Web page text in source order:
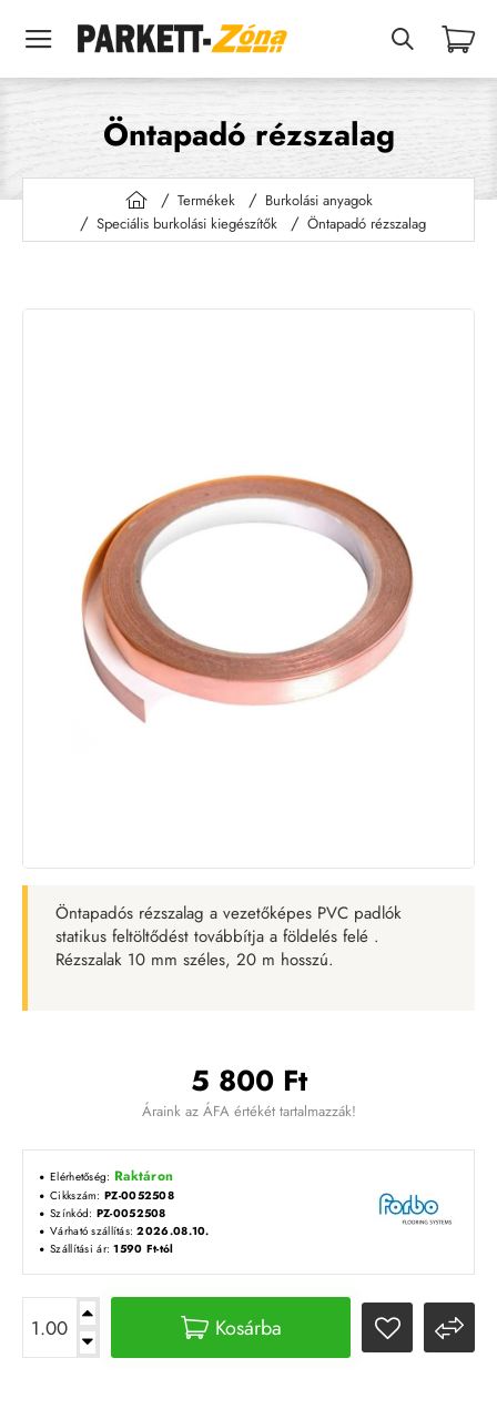
Öntapadó rézszalag
h
o
Termékek
Burkolási anyagok
Speciális burkolási kiegészítők
Öntapadó rézszalag
Öntapadós rézszalag a vezetőképes PVC padlók
statikus feltöltődést továbbítja a földelés felé .
Rézszalak 10 mm széles, 20 m hosszú.
5 800 Ft
Áraink az ÁFA értékét tartalmazzák!
Elérhetőség: Raktáron
Cikkszám: PZ-0052508
Színkód: PZ-0052508
Várható szállítás: 2026.08.10.
Szállítási ár: 1590 Ft-tól
Kosárba